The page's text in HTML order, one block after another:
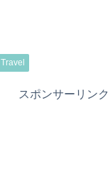
Travel
スポンサーリンク